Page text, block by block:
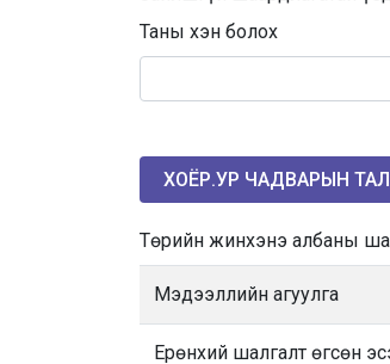
Таны хэн болох
ХОЁР.УР ЧАДВАРЫН
Төрийн жинхэнэ албаны
Мэдээллийн агуулга
Ерөнхий шалгалт өгсөн